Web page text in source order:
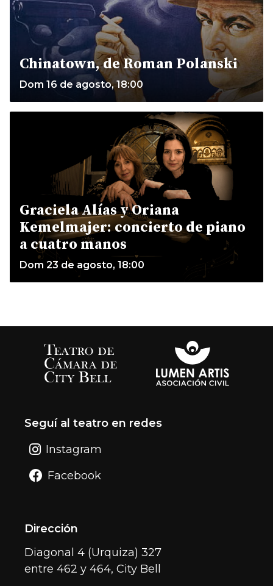
Chinatown, de Roman Polanski
Dom 16 de agosto, 18:00
Graciela Alías y Oriana
Kemelmajer: concierto de piano
a cuatro manos
Dom 23 de agosto, 18:00
Seguí al teatro en redes
Instagram
Facebook
Dirección
Diagonal 4 (Urquiza) 327
entre 462 y 464, City Bell